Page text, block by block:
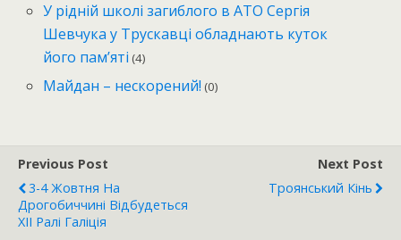
У рідній школі загиблого в АТО Сергія
Шевчука у Трускавці обладнають куток
його пам’яті (4)
Майдан – нескорений! (0)
Previous Post
3-4 Жовтня На
Дрогобиччині Відбудеться
ХІІ Ралі Галіція
Next Post
Троянський Кінь